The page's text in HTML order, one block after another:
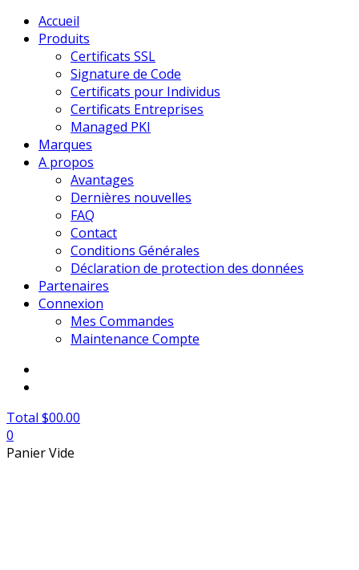
Accueil
Produits
Certificats SSL
Signature de Code
Certificats pour Individus
Certificats Entreprises
Managed PKI
Marques
A propos
Avantages
Dernières nouvelles
FAQ
Contact
Conditions Générales
Déclaration de protection des données
Partenaires
Connexion
Mes Commandes
Maintenance Compte
Total $00.00
0
Panier Vide